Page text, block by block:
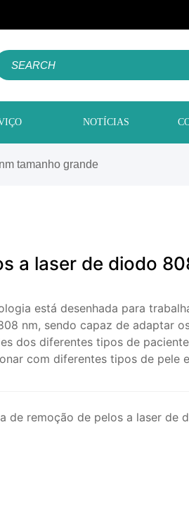
NOTÍCIAS
tamanho grande
a laser de diodo
está desenhada para
nm, sendo capaz de adaptar
dos diferentes tipos de
com diferentes tipos de pele
de remoção de pelos a laser de